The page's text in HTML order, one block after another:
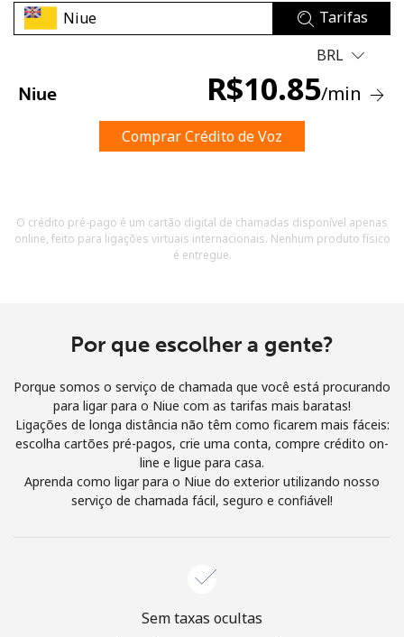
Sem senha criada
Mínimo de 8 caracteres
Uma letra maiúscula e minúscula
Ao abrir uma conta neste site, eu concordo com os
Entre
CADASTRE-SE AGORA →
Tarifas
BRL
Niue R$10.85/min
Comprar Crédito de Voz
O crédito pré-pago é um cartão digital de chamadas disponível apenas
online, feito para ligações virtuais internacionais. Nenhum produto físico
é entregue.
Por que escolher a gente?
Porque somos o serviço de chamada que você está procurando
para ligar para o Niue com as tarifas mais baratas!
Ligações de longa distância não têm como ficarem mais fáceis:
escolha cartões pré-pagos, crie uma conta, compre crédito on-
line e ligue para casa.
Aprenda como ligar para o Niue do exterior utilizando nosso
serviço de chamada fácil, seguro e confiável!
Sem taxas ocultas